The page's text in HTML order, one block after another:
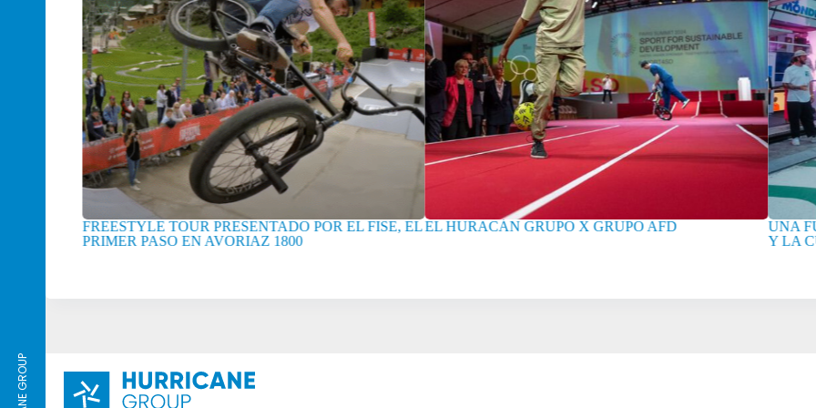
EL FISE, EL EL HURACÁN GRUPO X GRUPO AFD
UNA FUSIÓN ENTRE LOS DEPORTES EXTREMOS